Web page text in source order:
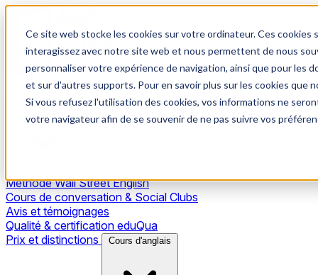
Ce site web stocke les cookies sur votre ordinateur. Ces
interagissez avec notre site web et nous permettent de nous
personnaliser votre expérience de navigation, ainsi que pour les
et sur d'autres supports. Pour en savoir plus sur les cookies
Si vous refusez l'utilisation des cookies, vos informations ne
votre navigateur afin de se souvenir de ne pas suivre vos
Notre méthode
Méthode Wall Street English
Cours de conversation & Social Clubs
Avis et témoignages
Qualité & certification eduQua
Prix et distinctions
Cours d'anglais